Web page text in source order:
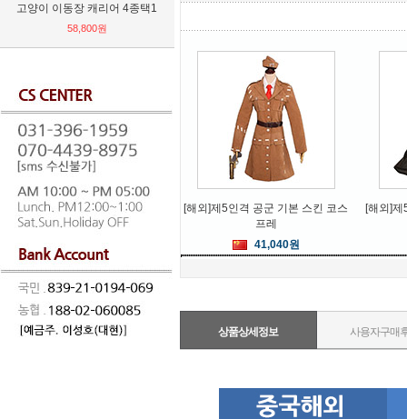
고양이 이동장 캐리어 4종택1
58,800원 37,680원
[해외]제5인격 공군 기본 스킨 코스
프레
41,040원
[해외]
상품상세정보 사용자구매